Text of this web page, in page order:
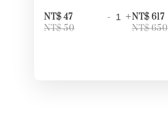
NT$ 47
NT$ 50
- +NT$ 617
NT$ 650